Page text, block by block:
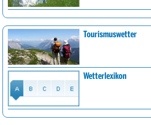
Tourismuswetter
Wetterlexikon